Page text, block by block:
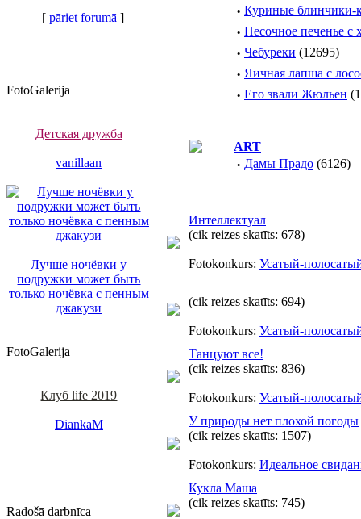
[pāriet forumā ]
FotoGalerija
Детская дружба
vanillaan
Лучше ночёвки у
подружки может быть
только ночёвка с пенным
джакузи
FotoGalerija
Клуб life 2019
DiankaM
Radošā darbnīca
· Куриные блинчики-
· Песочное печенье с
· Чебуреки (12695)
· Яичная лапша с
· Его звали Жюльен
ART
· Дамы Прадо (6126)
Интеллектуал
(cik reizes skatīts: 678)
Fotokonkurs: Усатый-
(cik reizes skatīts: 694)
Fotokonkurs: Усатый-
Танцуют все!
(cik reizes skatīts: 836)
Fotokonkurs: Усатый-
У природы нет плохой погоды
(cik reizes skatīts: 1507)
Fotokonkurs: Идеальное
Кукла Маша
(cik reizes skatīts: 745)